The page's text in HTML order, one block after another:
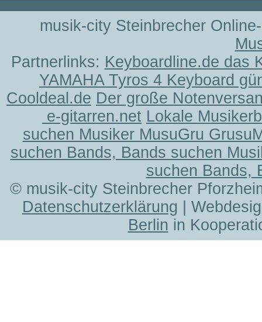
musik-city Steinbrecher
Partnerlinks: Keyboardline.de das
YAMAHA Tyros 4 Keyboard
Cooldeal.de Der große
e-gitarren.net Lokale
suchen Musiker MusuGru
suchen Bands, Bands suchen
suchen Bands,
© musik-city Steinbrecher
Datenschutzerklärung |
Berlin in